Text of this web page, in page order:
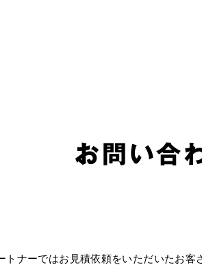
お問い合
トナーではお見積依頼をいただいたお客